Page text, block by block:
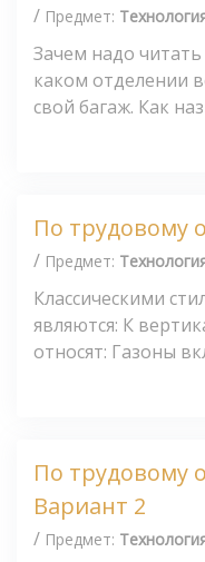
/ Предмет:
Зачем надо
каком отделении
свой багаж. Как
По трудовому
/ Предмет:
Классическими
являются: К
относят: Газоны
По трудовому
Вариант 2
/ Предмет: